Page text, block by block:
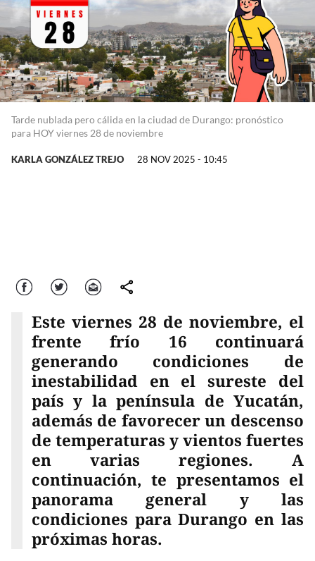
Tarde nublada pero cálida en la ciudad de Durango: pronóstico
para HOY viernes 28 de noviembre
KARLA GONZÁLEZ TREJO 28 NOV 2025 - 10:45
Facebook Twitter Correo comparte
Este viernes 28 de noviembre, el
frente frío 16 continuará
generando condiciones de
inestabilidad en el sureste del
país y la península de Yucatán,
además de favorecer un descenso
de temperaturas y vientos fuertes
en varias regiones. A
continuación, te presentamos el
panorama general y las
condiciones para Durango en las
próximas horas.